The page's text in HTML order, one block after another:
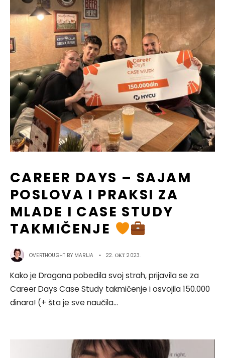
CAREER DAYS – SAJAM
POSLOVA I PRAKSI ZA
MLADE I CASE STUDY
TAKMIČENJE
OVERTHOUGHT BY MARIJA • 22. ОКТ 2023.
Kako je Dragana pobedila svoj strah, prijavila se za
Career Days Case Study takmičenje i osvojila 150.000
dinara! (+ šta je sve naučila...